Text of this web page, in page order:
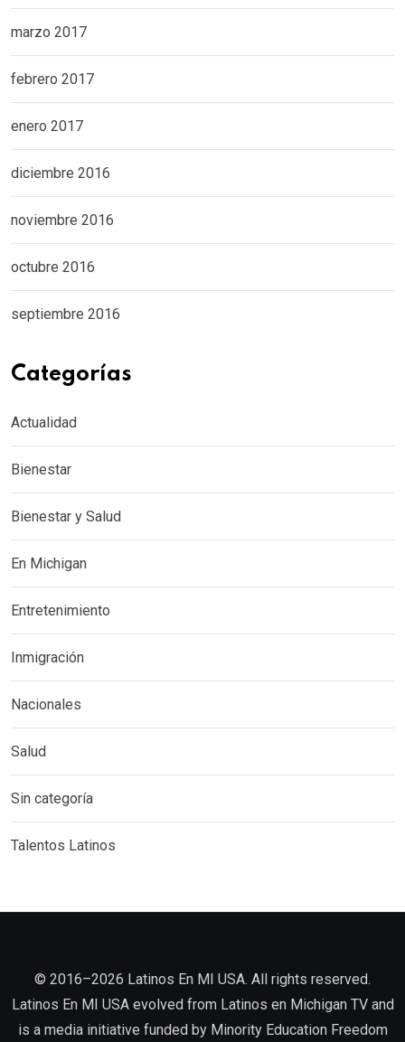
marzo 2017
febrero 2017
enero 2017
diciembre 2016
noviembre 2016
octubre 2016
septiembre 2016
Categorías
Actualidad
Bienestar
Bienestar y Salud
En Michigan
Entretenimiento
Inmigración
Nacionales
Salud
Sin categoría
Talentos Latinos
©️ 2016–2026 Latinos En MI USA. All rights reserved.
Latinos En MI USA evolved from Latinos en Michigan TV and
is a media initiative funded by Minority Education Freedom